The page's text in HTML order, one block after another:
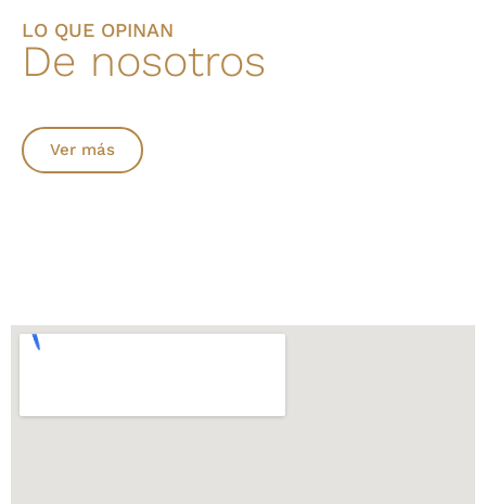
LO QUE OPINAN
De nosotros
Ver más